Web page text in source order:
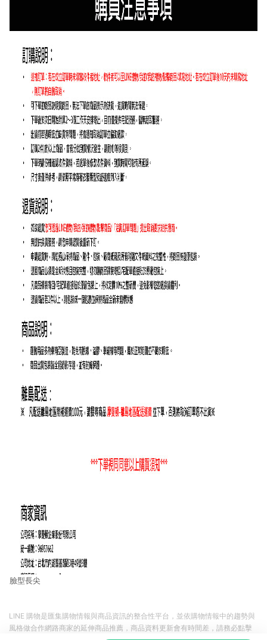
臉型長尖
LINE 購物是匯集購物情報與商品資訊的整合性平台，並依購物情報中的趨勢與
風格做合作網路商家的延伸商品推薦，商品資料更新會有時間差，請務必點擊